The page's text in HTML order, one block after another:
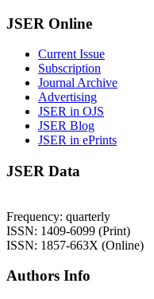
JSER Online
Current Issue
Subscription
Journal Archive
Advertising
JSER in OJS
JSER Blog
JSER in ePrints
JSER Data
Frequency: quarterly
ISSN: 1409-6099 (Print)
ISSN: 1857-663X (Online)
Authors Info